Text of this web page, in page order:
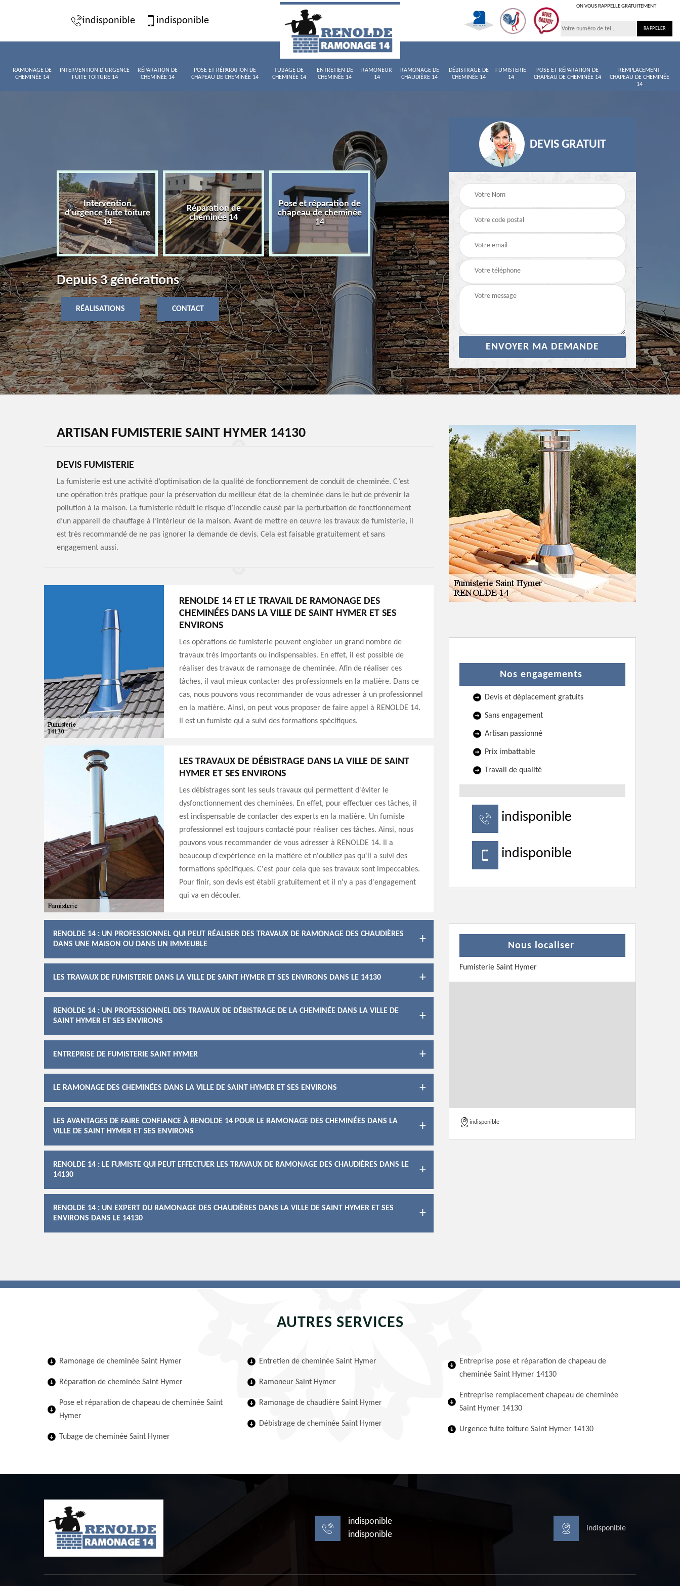
indisponible indisponible
ON VOUS RAPPELLE GRATUITEMENT
RAMONAGE DE
CHEMINÉE 14
INTERVENTION D'URGENCE
FUITE TOITURE 14
RÉPARATION DE
CHEMINÉE 14
POSE ET RÉPARATION DE
CHAPEAU DE CHEMINÉE 14
TUBAGE DE
CHEMINÉE 14
ENTRETIEN DE
CHEMINÉE 14
RAMONEUR
14
RAMONAGE DE
CHAUDIÈRE 14
DÉBISTRAGE DE
CHEMINÉE 14
FUMISTERIE
14
POSE ET RÉPARATION DE
CHAPEAU DE CHEMINÉE 14
REMPLACEMENT
CHAPEAU DE CHEMINÉE
14
Intervention
d'urgence fuite toiture
14
Réparation de
cheminée 14
Pose et réparation de
chapeau de cheminée
14
Tubage de cheminée
14
Entretien de cheminée
Ramoneur 14
Depuis 3 générations
RÉALISATIONS CONTACT
DEVIS GRATUIT
ARTISAN FUMISTERIE SAINT HYMER 14130
DEVIS FUMISTERIE
La fumisterie est une activité d’optimisation de la qualité de fonctionnement de conduit de cheminée. C’est
une opération très pratique pour la préservation du meilleur état de la cheminée dans le but de prévenir la
pollution à la maison. La fumisterie réduit le risque d’incendie causé par la perturbation de fonctionnement
d’un appareil de chauffage à l’intérieur de la maison. Avant de mettre en œuvre les travaux de fumisterie, il
est très recommandé de ne pas ignorer la demande de devis. Cela est faisable gratuitement et sans
engagement aussi.
RENOLDE 14 ET LE TRAVAIL DE RAMONAGE DES
CHEMINÉES DANS LA VILLE DE SAINT HYMER ET SES
ENVIRONS
Les opérations de fumisterie peuvent englober un grand nombre de
travaux très importants ou indispensables. En effet, il est possible de
réaliser des travaux de ramonage de cheminée. Afin de réaliser ces
tâches, il vaut mieux contacter des professionnels en la matière. Dans ce
cas, nous pouvons vous recommander de vous adresser à un professionnel
en la matière. Ainsi, on peut vous proposer de faire appel à RENOLDE 14.
Il est un fumiste qui a suivi des formations spécifiques.
LES TRAVAUX DE DÉBISTRAGE DANS LA VILLE DE SAINT
HYMER ET SES ENVIRONS
Les débistrages sont les seuls travaux qui permettent d'éviter le
dysfonctionnement des cheminées. En effet, pour effectuer ces tâches, il
est indispensable de contacter des experts en la matière. Un fumiste
professionnel est toujours contacté pour réaliser ces tâches. Ainsi, nous
pouvons vous recommander de vous adresser à RENOLDE 14. Il a
beaucoup d'expérience en la matière et n'oubliez pas qu'il a suivi des
formations spécifiques. C'est pour cela que ses travaux sont impeccables.
Pour finir, son devis est établi gratuitement et il n'y a pas d'engagement
qui va en découler.
RENOLDE 14 : UN PROFESSIONNEL QUI PEUT RÉALISER DES TRAVAUX DE RAMONAGE DES CHAUDIÈRES
DANS UNE MAISON OU DANS UN IMMEUBLE
LES TRAVAUX DE FUMISTERIE DANS LA VILLE DE SAINT HYMER ET SES ENVIRONS DANS LE 14130
RENOLDE 14 : UN PROFESSIONNEL DES TRAVAUX DE DÉBISTRAGE DE LA CHEMINÉE DANS LA VILLE DE
SAINT HYMER ET SES ENVIRONS
ENTREPRISE DE FUMISTERIE SAINT HYMER
LE RAMONAGE DES CHEMINÉES DANS LA VILLE DE SAINT HYMER ET SES ENVIRONS
LES AVANTAGES DE FAIRE CONFIANCE À RENOLDE 14 POUR LE RAMONAGE DES CHEMINÉES DANS LA
VILLE DE SAINT HYMER ET SES ENVIRONS
RENOLDE 14 : LE FUMISTE QUI PEUT EFFECTUER LES TRAVAUX DE RAMONAGE DES CHAUDIÈRES DANS LE
14130
RENOLDE 14 : UN EXPERT DU RAMONAGE DES CHAUDIÈRES DANS LA VILLE DE SAINT HYMER ET SES
ENVIRONS DANS LE 14130
Nos engagements
Devis et déplacement gratuits
Sans engagement
Artisan passionné
Prix imbattable
Travail de qualité
indisponible
indisponible
Nous localiser
Fumisterie Saint Hymer
indisponible
AUTRES SERVICES
Ramonage de cheminée Saint Hymer
Réparation de cheminée Saint Hymer
Pose et réparation de chapeau de cheminée Saint
Hymer
Tubage de cheminée Saint Hymer
Entretien de cheminée Saint Hymer
Ramoneur Saint Hymer
Ramonage de chaudière Saint Hymer
Débistrage de cheminée Saint Hymer
Entreprise pose et réparation de chapeau de
cheminée Saint Hymer 14130
Entreprise remplacement chapeau de cheminée
Saint Hymer 14130
Urgence fuite toiture Saint Hymer 14130
indisponible
indisponible
indisponible